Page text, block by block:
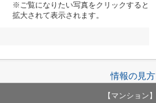
※ご覧になりたい写真をクリックすると
拡大されて表示されます。
情報の見方
【マンション】